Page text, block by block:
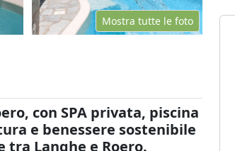
Mostra tutte le foto
con SPA privata, piscina
e benessere sostenibile
Langhe e Roero.